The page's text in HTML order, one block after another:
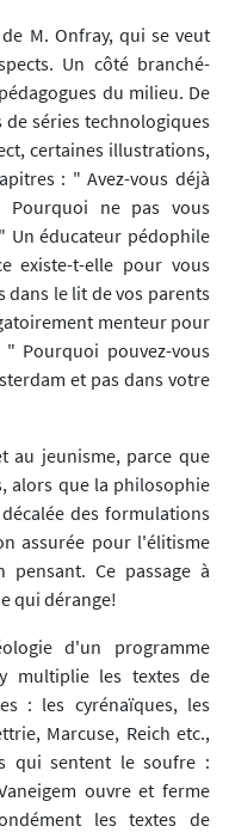
M. Onfray, qui se veut
Un côté branché-
du milieu. De
de séries technologiques
certaines illustrations,
: " Avez-vous déjà
ne pas vous
Un éducateur pédophile
existe-t-elle pour vous
dans le lit de vos parents
menteur pour
Pourquoi pouvez-vous
et pas dans votre
au jeunisme, parce que
alors que la philosophie
des formulations
assurée pour l'élitisme
pensant. Ce passage à
qui dérange!
d'un programme
multiplie les textes de
: les cyrénaïques, les
Marcuse, Reich etc.,
qui sentent le soufre :
ouvre et ferme
les textes de